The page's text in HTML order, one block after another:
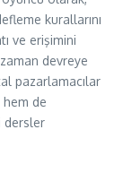
kurallarını
ve erişimini
devreye
pazarlamacılar
de
dersler